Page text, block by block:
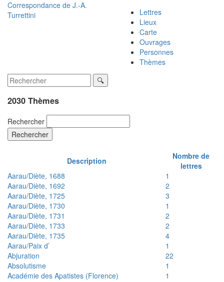
Correspondance de J.-A.
Turrettini
Lettres
Lieux
Carte
Ouvrages
Personnes
Thèmes
2030 Thèmes
Rechercher
Rechercher
Description
Nombre de
lettres
Aarau/Diète, 1688
1
Aarau/Diète, 1692
2
Aarau/Diète, 1725
3
Aarau/Diète, 1730
1
Aarau/Diète, 1731
2
Aarau/Diète, 1733
2
Aarau/Diète, 1735
4
Aarau/Paix d’
1
Abjuration
22
Absolutisme
1
Académie des Apatistes (Florence)
1